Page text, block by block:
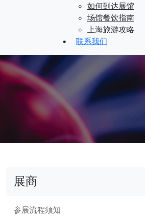
如何到达展馆
场馆餐饮指南
上海旅游攻略
联系我们
展商
参展流程须知